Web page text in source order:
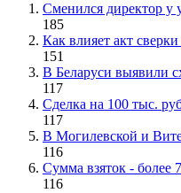
Сменился директор у
185
Как влияет акт
151
В Беларуси выявили
117
Сделка на 100 тыс.
117
В Могилевской и
116
Сумма взяток - более
116